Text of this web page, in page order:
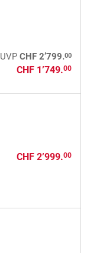
UVP CHF 2’799.00
CHF 1’749.00
CHF 2’999.00